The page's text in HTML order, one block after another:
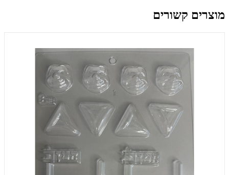
מוצרים קשורים